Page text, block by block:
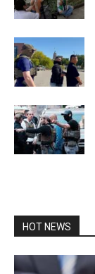
HOT NEWS